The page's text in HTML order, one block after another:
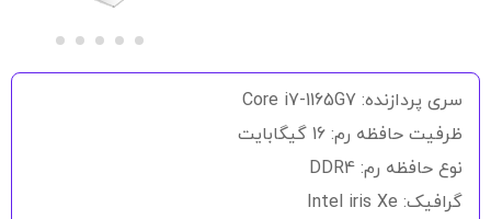
سری پردازنده: Core i7-1165G7
ظرفیت حافظه رم: 16 گیگابایت
نوع حافظه رم: DDR4
گرافیک: Intel iris Xe